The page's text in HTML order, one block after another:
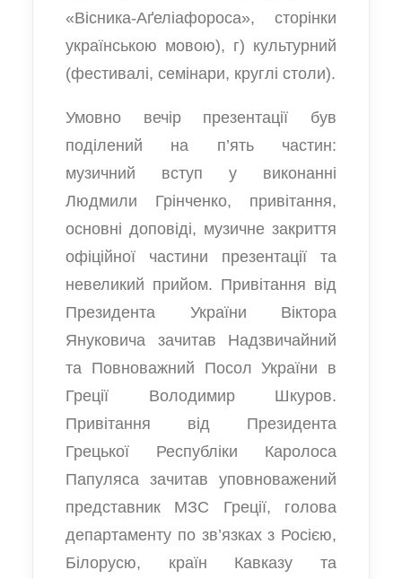
«Вісника-Аґеліафороса», сторінки
українською мовою), г) культурний
(фестивалі, семінари, круглі столи).
Умовно вечір презентації був
поділений на п’ять частин:
музичний вступ у виконанні
Людмили Грінченко, привітання,
основні доповіді, музичне закриття
офіційної частини презентації та
невеликий прийом. Привітання від
Президента України Віктора
Януковича зачитав Надзвичайний
та Повноважний Посол України в
Греції Володимир Шкуров.
Привітання від Президента
Грецької Республіки Каролоса
Папуляса зачитав уповноважений
представник МЗС Греції, голова
департаменту по зв’язках з Росією,
Білорусю, країн Кавказу та